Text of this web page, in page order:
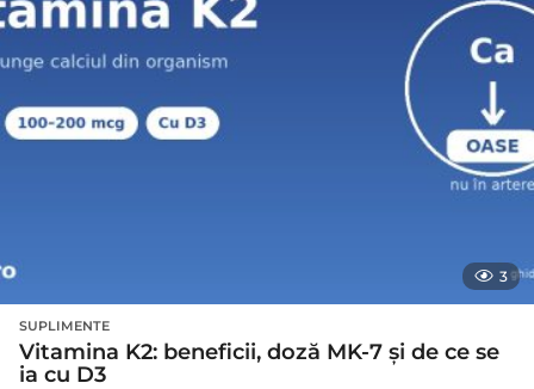
3
SUPLIMENTE
Vitamina K2: beneficii, doză MK-7 și de ce se
ia cu D3